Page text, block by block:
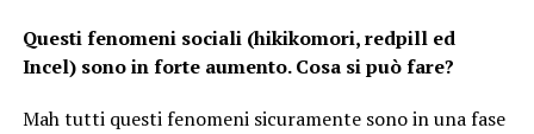
Questi fenomeni sociali (hikikomori, redpill ed
Incel) sono in forte aumento. Cosa si può fare?
Mah tutti questi fenomeni sicuramente sono in una fase